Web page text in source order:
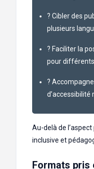
? Cibler des
plusieurs
? Faciliter la
pour
?
d’accessibilité
Au-delà de
inclusive et
Formats pris